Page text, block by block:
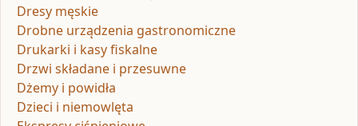
Dresy męskie
Drobne urządzenia gastronomiczne
Drukarki i kasy fiskalne
Drzwi składane i przesuwne
Dżemy i powidła
Dzieci i niemowlęta